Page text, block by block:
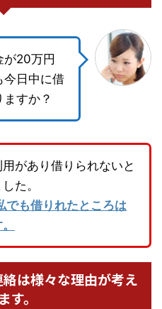
が20万円
今日中に借
すか？
があり借りられないと
た。
でも借りれたところは
は様々な理由が考え
す。